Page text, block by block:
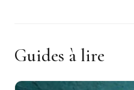
Guides à lire